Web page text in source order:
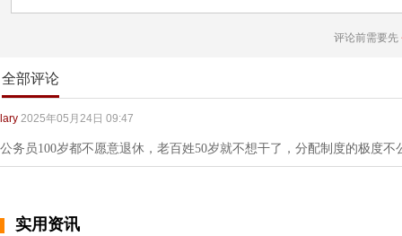
评论前需要先
全部评论
lary 2025年05月24日 09:47
公务员100岁都不愿意退休，老百姓50岁就不想干了，分配制度的极度不
实用资讯